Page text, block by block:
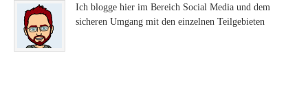
Ich blogge hier im Bereich Social Media und dem
sicheren Umgang mit den einzelnen Teilgebieten